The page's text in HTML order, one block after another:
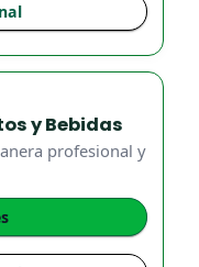
y Bebidas
profesional y